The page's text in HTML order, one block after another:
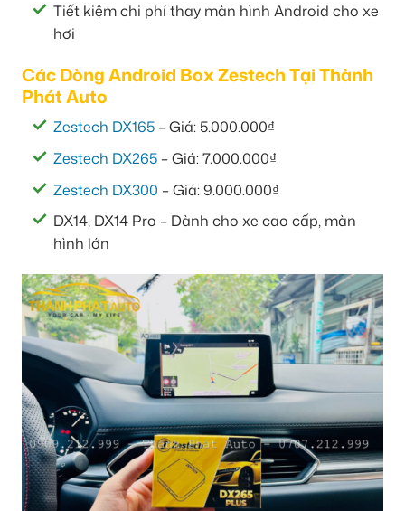
Tiết kiệm chi phí thay màn hình Android cho xe
hơi
Các Dòng Android Box Zestech Tại Thành
Phát Auto
Zestech DX165 – Giá: 5.000.000₫
Zestech DX265 – Giá: 7.000.000₫
Zestech DX300 – Giá: 9.000.000₫
DX14, DX14 Pro – Dành cho xe cao cấp, màn
hình lớn